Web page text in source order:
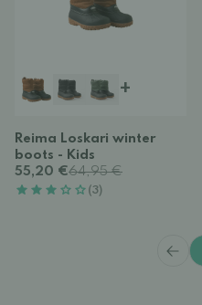
+
Reima Loskari winter
boots - Kids
55,20 €64,95 €
(3)